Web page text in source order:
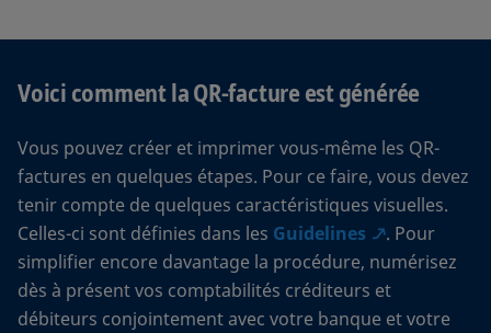
Voici comment la QR-facture est générée
Vous pouvez créer et imprimer vous-même les QR-
factures en quelques étapes. Pour ce faire, vous devez
tenir compte de quelques caractéristiques visuelles.
Celles-ci sont définies dans les Guidelines
. Pour
simplifier encore davantage la procédure, numérisez
dès à présent vos comptabilités créditeurs et
débiteurs conjointement avec votre banque et votre